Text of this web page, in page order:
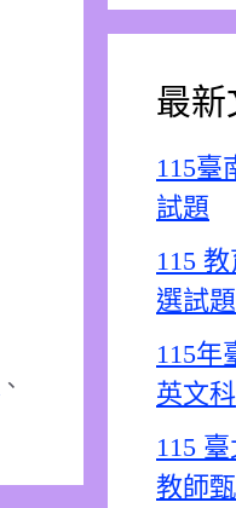
、
最新
115臺
試題
115
選試
115年
英文科
115
教師